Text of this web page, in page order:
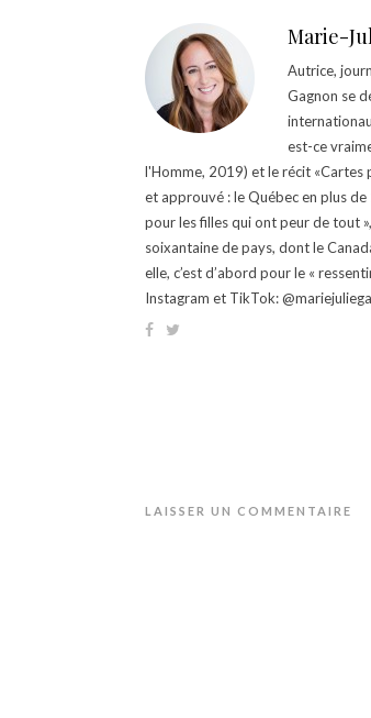
Marie-
Autrice,
Gagnon se
est-ce
l'Homme, 2019) et le récit «Cartes
et approuvé : le Québec en plus
pour les filles qui ont peur de tout
soixantaine de pays, dont le
elle, c’est d’abord pour le «
Instagram et TikTok:
LAISSER UN COMMENTAIRE